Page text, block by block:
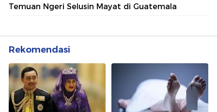
Temuan Ngeri Selusin Mayat di Guatemala
Rekomendasi